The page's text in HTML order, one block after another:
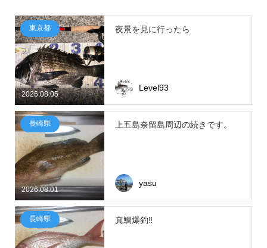
2026.08.05
東京都 夜景を見に行ったら
Level93
2026.08.01
長崎県 上五島奈留島周辺の続きです。
yasu
長崎県 真鯛爆釣‼